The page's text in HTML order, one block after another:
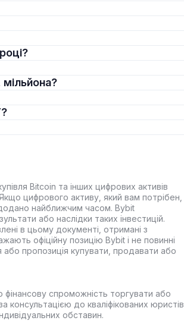
мільйона?
Bitcoin та інших цифрових активів
цифрового активу, який вам потрібен,
найближчим часом. Bybit
або наслідки таких інвестицій.
в цьому документі, отримані з
офіційну позицію Bybit і не повинні
або пропозиція купувати, продавати або
спроможність торгувати або
до кваліфікованих юристів,
обставин.